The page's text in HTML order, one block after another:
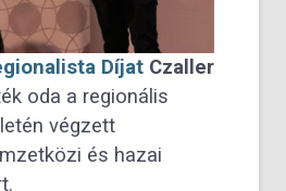
Díjat Czaller
oda a regionális
végzett
és hazai